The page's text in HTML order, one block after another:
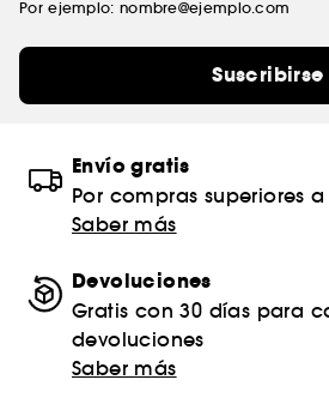
Por ejemplo: nombre@ejemplo.com
Suscribirse
Envío gratis
Por compras superiores a
Saber más
Devoluciones
Gratis con 30 días para
devoluciones
Saber más